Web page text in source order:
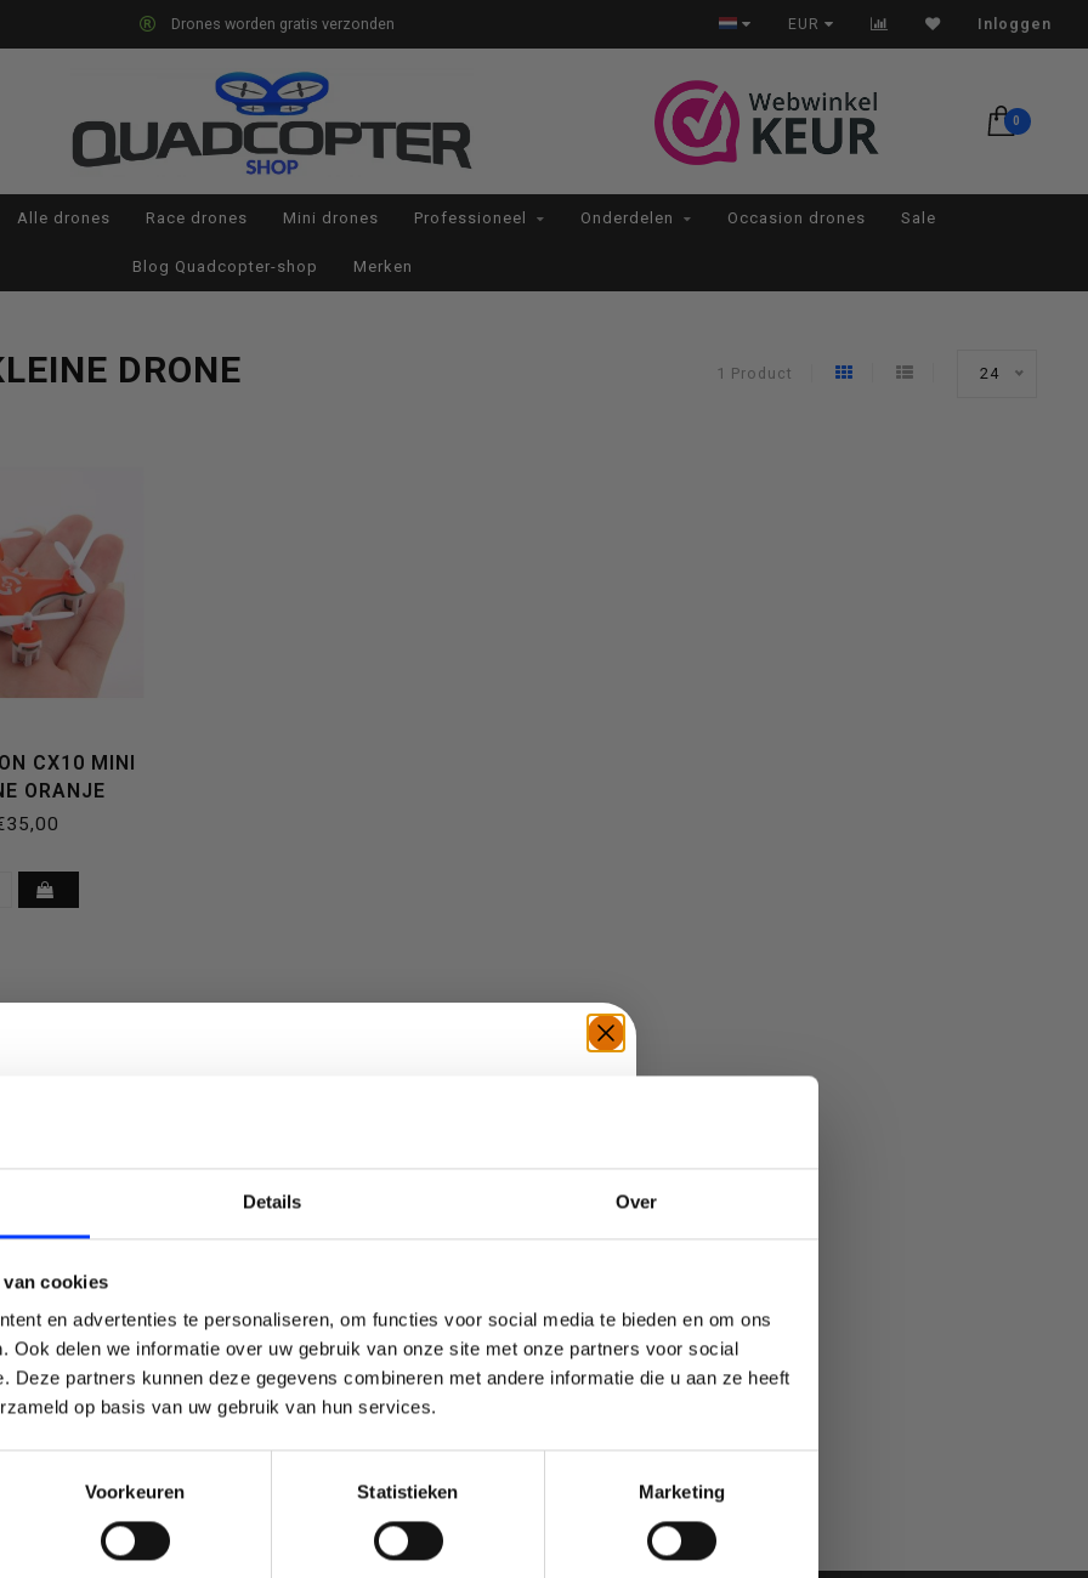
Details Over
cookies
en advertenties te personaliseren, om functies voor social media te bieden en om ons
Ook delen we informatie over uw gebruik van onze site met onze partners voor social
Deze partners kunnen deze gegevens combineren met andere informatie die u aan ze heeft
op basis van uw gebruik van hun services.
Voorkeuren Statistieken Marketing
Drones worden gratis verzonden Op werkdagen voor 22:00 besteld, morgen in huis*
EUR Inloggen
0
Alle drones Race drones Mini drones Professioneel Onderdelen Occasion drones Sale
Blog Quadcopter-shop Merken
DRONE 1 Product 24
CX10 MINI
ORANJE
KORTING OP JE EERSTE
BESTELLING!
Ontvang je welkomstkorting tot 15 euro.
Minimale besteding 100 euro .